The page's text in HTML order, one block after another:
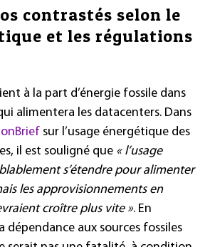
contrastés selon le
et les régulations
à la part d’énergie fossile dans
alimentera les datacenters. Dans
sur l’usage énergétique des
il est souligné que « l’usage
s’étendre pour alimenter
les approvisionnements en
croître plus vite ». En
dépendance aux sources fossiles